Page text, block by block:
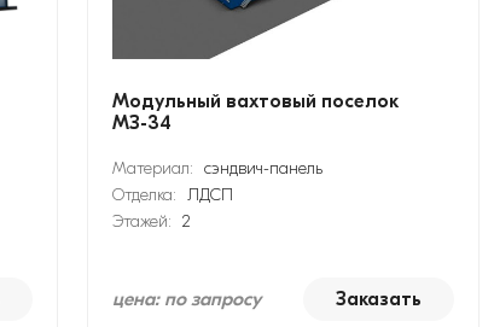
Модульный вахтовый поселок
МЗ-34
Материал:
сэндвич-панель
Отделка:
ЛДСП
Этажей:
2
цена: по запросу Заказать